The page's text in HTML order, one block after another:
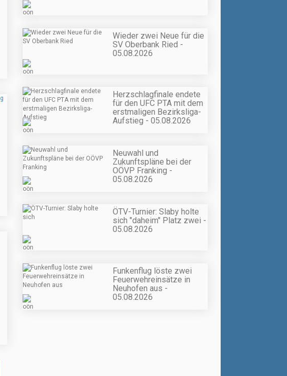
Wieder zwei Neue für die
SV Oberbank Ried -
05.08.2026
Herzschlagfinale endete
für den UFC PTA mit dem
erstmaligen Bezirksliga-
Aufstieg - 05.08.2026
Neuwahl und
Zukunftspläne bei der
OÖVP Franking -
05.08.2026
ÖTV-Turnier: Slaby holte
sich "daheim" Platz zwei -
05.08.2026
Funkenflug löste zwei
Feuerwehreinsätze in
Neuhofen aus -
05.08.2026